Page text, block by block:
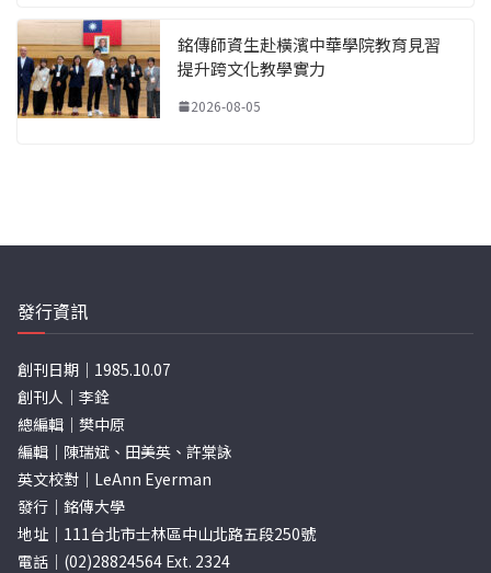
銘傳師資生赴橫濱中華學院教育見習
提升跨文化教學實力
2026-08-05
發行資訊
創刊日期｜1985.10.07
創刊人｜李銓
總編輯｜樊中原
編輯｜陳瑞斌、田美英、許棠詠
英文校對｜LeAnn Eyerman
發行｜銘傳大學
地址｜111台北市士林區中山北路五段250號
電話｜(02)28824564 Ext. 2324